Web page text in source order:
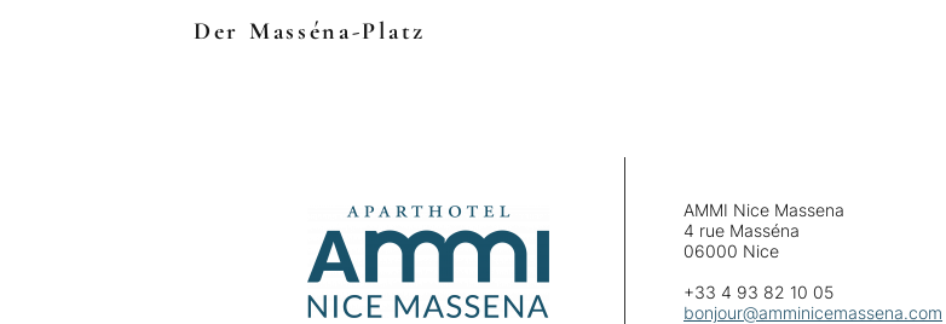
Der Masséna-Platz
AMMI Nice Massena
4 rue Masséna
06000 Nice
+33 4 93 82 10 05
bonjour@amminicemassena.com